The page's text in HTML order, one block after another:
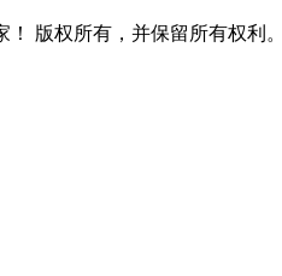
版权所有，并保留所有权利。